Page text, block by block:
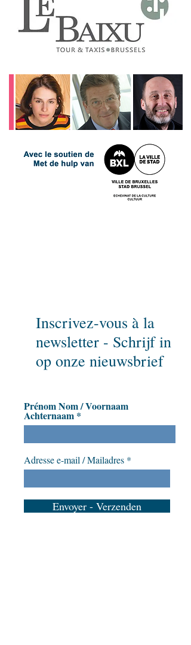
Inscrivez-vous à la
newsletter - Schrijf in
op onze nieuwsbrief
Prénom Nom / Voornaam
Achternaam
Adresse e-mail / Mailadres
Envoyer - Verzenden